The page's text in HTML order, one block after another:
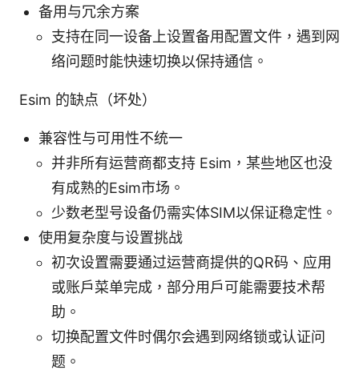
备用与冗余方案
支持在同一设备上设置备用配置文件，遇到网
络问题时能快速切换以保持通信。
Esim 的缺点（坏处）
兼容性与可用性不统一
并非所有运营商都支持 Esim，某些地区也没
有成熟的Esim市场。
少数老型号设备仍需实体SIM以保证稳定性。
使用复杂度与设置挑战
初次设置需要通过运营商提供的QR码、应用
或账户菜单完成，部分用户可能需要技术帮
助。
切换配置文件时偶尔会遇到网络锁或认证问
题。